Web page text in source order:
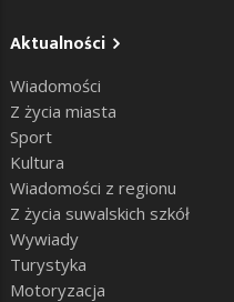
Aktualności
Wiadomości
Z życia miasta
Sport
Kultura
Wiadomości z regionu
Z życia suwalskich szkół
Wywiady
Turystyka
Motoryzacja